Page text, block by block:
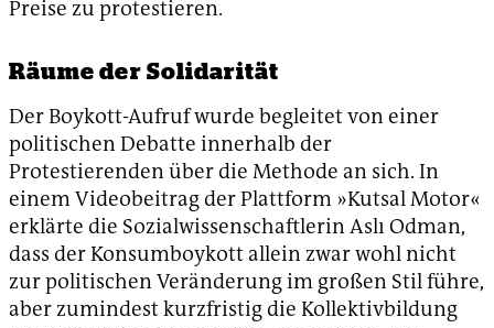
Preise zu protestieren.
Räume der Solidarität
Der Boykott-Aufruf wurde begleitet von einer
politischen Debatte innerhalb der
Protestierenden über die Methode an sich. In
einem Videobeitrag der Plattform »Kutsal Motor«
erklärte die Sozialwissenschaftlerin Aslı Odman,
dass der Konsumboykott allein zwar wohl nicht
zur politischen Veränderung im großen Stil führe,
aber zumindest kurzfristig die Kollektivbildung